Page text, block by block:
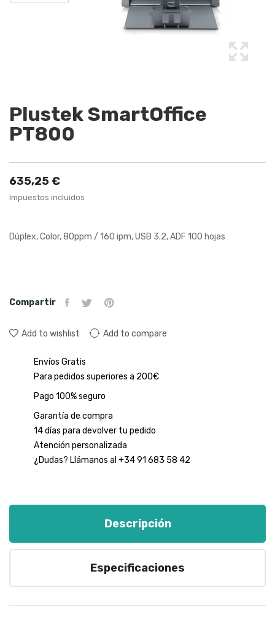
Plustek SmartOffice
PT800
635,25 €
Impuestos incluidos
Dúplex, Color, 80ppm / 160 ipm, USB 3.2, ADF 100 hojas
Compartir
Add to wishlist Add to compare
Envíos Gratis
Para pedidos superiores a 200€
Pago 100% seguro
Garantía de compra
14 días para devolver tu pedido
Atención personalizada
¿Dudas? Llámanos al +34 91 683 58 42
Descripción
Especificaciones